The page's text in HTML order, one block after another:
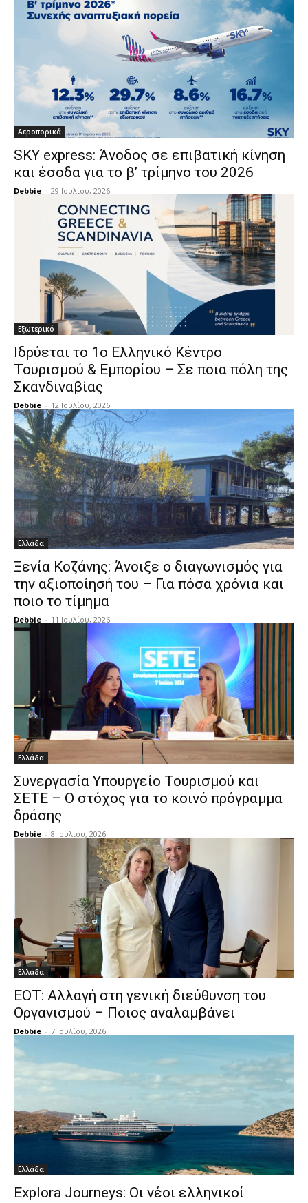
Αεροπορικά
SKY express: Άνοδος σε επιβατική κίνηση
και έσοδα για το β’ τρίμηνο του 2026
Debbie - 29 Ιουλίου, 2026
Εξωτερικό
Ιδρύεται το 1ο Ελληνικό Κέντρο
Τουρισμού & Εμπορίου – Σε ποια πόλη της
Σκανδιναβίας
Debbie - 12 Ιουλίου, 2026
Ελλάδα
Ξενία Κοζάνης: Άνοιξε ο διαγωνισμός για
την αξιοποίησή του – Για πόσα χρόνια και
ποιο το τίμημα
Debbie - 11 Ιουλίου, 2026
Ελλάδα
Συνεργασία Υπουργείο Τουρισμού και
ΣΕΤΕ – Ο στόχος για το κοινό πρόγραμμα
δράσης
Debbie - 8 Ιουλίου, 2026
Ελλάδα
ΕΟΤ: Αλλαγή στη γενική διεύθυνση του
Οργανισμού – Ποιος αναλαμβάνει
Debbie - 7 Ιουλίου, 2026
Ελλάδα
Explora Journeys: Οι νέοι ελληνικοί